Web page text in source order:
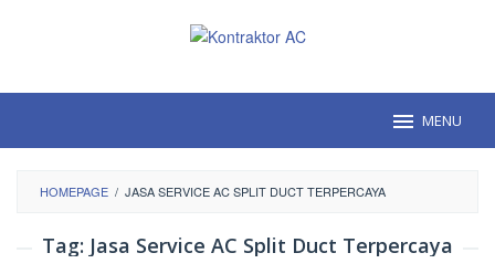
MENU
HOMEPAGE / JASA SERVICE AC SPLIT DUCT TERPERCAYA
Tag: Jasa Service AC Split Duct Terpercaya